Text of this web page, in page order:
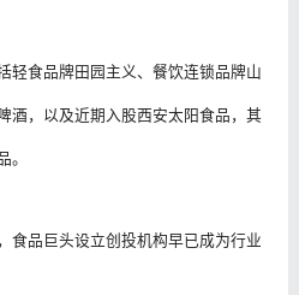
轻食品牌田园主义、餐饮连锁品牌山
酒，以及近期入股西安太阳食品，其
。
食品巨头设立创投机构早已成为行业